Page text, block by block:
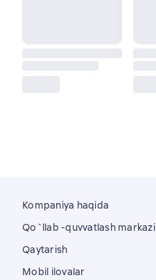
Kompaniya haqida
Qo`llab -quvvatlash markazi
Qaytarish
Mobil ilovalar